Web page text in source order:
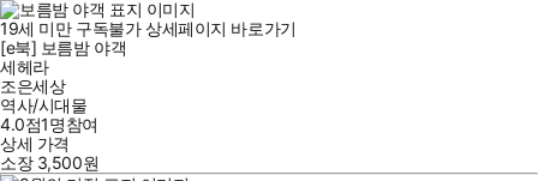
19세 미만 구독불가 상세페이지 바로가기
[e북] 보름밤 야객
세헤라
조은세상
역사/시대물
4.0점1명참여
상세 가격
소장 3,500원